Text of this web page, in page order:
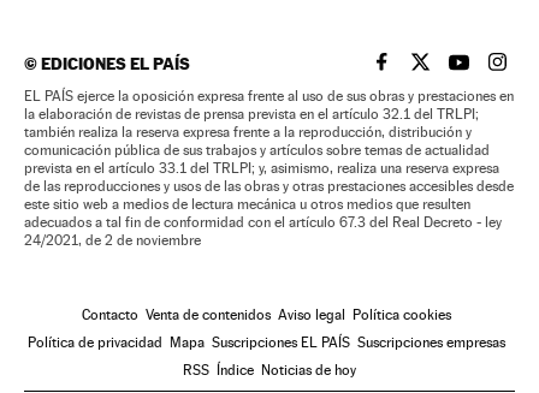
©EDICIONES EL PAÍS EL PAÍS BRASIL EN
EL PAÍSEL PAÍS
EL
EL PAÍS ejerce la oposición expresa frente al uso de sus obras y prestaciones en
la elaboración de revistas de prensa prevista en el artículo 32.1 del TRLPI;
también realiza la reserva expresa frente a la reproducción, distribución y
comunicación pública de sus trabajos y artículos sobre temas de actualidad
prevista en el artículo 33.1 del TRLPI; y, asimismo, realiza una reserva expresa
de las reproducciones y usos de las obras y otras prestaciones accesibles desde
este sitio web a medios de lectura mecánica u otros medios que resulten
adecuados a tal fin de conformidad con el artículo 67.3 del Real Decreto - ley
24/2021, de 2 de noviembre
Contacto Venta de contenidos Aviso legal
Política cookies
Política de privacidad
Mapa Suscripciones EL PAÍS Suscripciones empresas
RSS
Índice Noticias de hoy